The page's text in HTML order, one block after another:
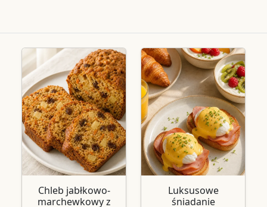
Chleb jabłkowo-
marchewkowy z
Luksusowe
śniadanie